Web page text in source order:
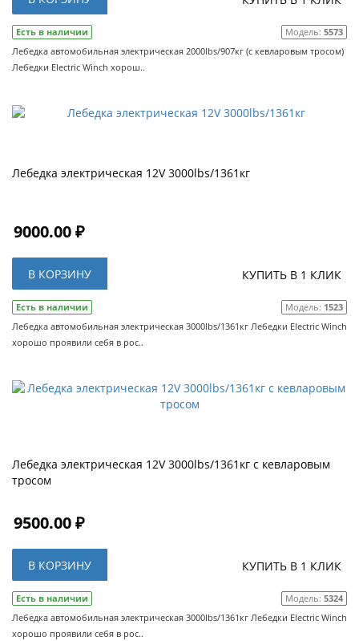
Есть в наличии Модель: 5573
Лебедка автомобильная электрическая 2000lbs/907кг (с кевларовым тросом)
Лебедки Electric Winch хорош..
Лебедка электрическая 12V 3000lbs/1361кг
9000.00 ₽
В КОРЗИНУ КУПИТЬ В 1 КЛИК
Есть в наличии Модель: 1523
Лебедка автомобильная электрическая 3000lbs/1361кг Лебедки Electric Winch
хорошо проявили себя в рос..
Лебедка электрическая 12V 3000lbs/1361кг с кевларовым
тросом
9500.00 ₽
В КОРЗИНУ КУПИТЬ В 1 КЛИК
Есть в наличии Модель: 5324
Лебедка автомобильная электрическая 3000lbs/1361кг Лебедки Electric Winch
хорошо проявили себя в рос..